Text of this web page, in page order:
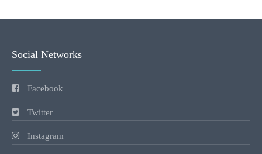
Social Networks
Facebook
Twitter
Instagram